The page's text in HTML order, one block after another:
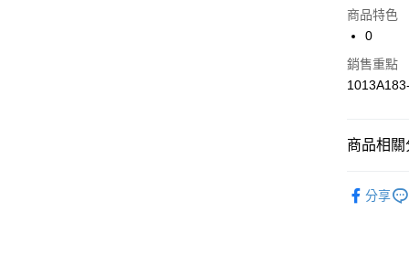
合作金
華南商
上海商
匯豐（
元大商
LINE Pay
付款後全
每筆
商品特色
0
銷售重點
商品相關
分享